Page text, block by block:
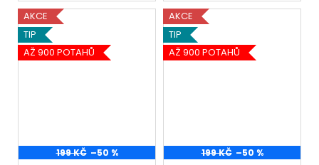
AKCE
TIP
AŽ 900 POTAHŮ
199 KČ –50 %
AKCE
TIP
AŽ 900 POTAHŮ
199 KČ –50 %